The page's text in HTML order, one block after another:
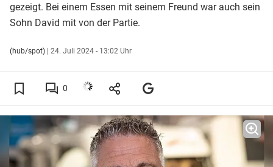
gezeigt. Bei einem Essen mit seinem Freund war auch sein
Sohn David mit von der Partie.
(hub/spot) | 24. Juli 2024 - 13:02 Uhr
0